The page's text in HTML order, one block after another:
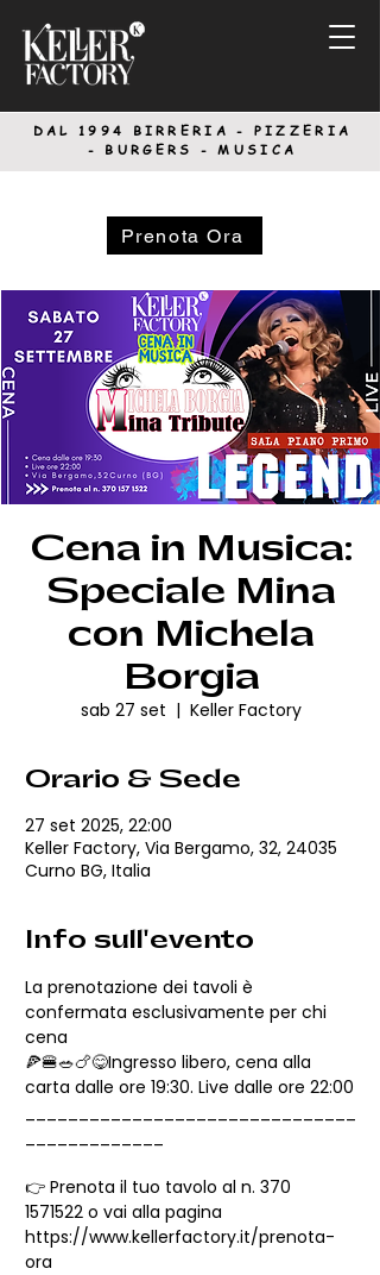
DAL 1994 BIRRERIA - PIZZERIA
- BURGERS - MUSICA
Prenota Ora
Cena in Musica:
Speciale Mina
con Michela
Borgia
sab 27 set
  |
Keller Factory
Orario & Sede
27 set 2025, 22:00
Keller Factory, Via Bergamo, 32, 24035
Curno BG, Italia
Info sull'evento
La prenotazione dei tavoli è
confermata esclusivamente per chi
cena
🍕🍔🥗🍗😋Ingresso libero, cena alla
carta dalle ore 19:30. Live dalle ore 22:00
👉 Prenota il tuo tavolo al n. 370
1571522 o vai alla pagina
https://www.kellerfactory.it/prenota-
ora